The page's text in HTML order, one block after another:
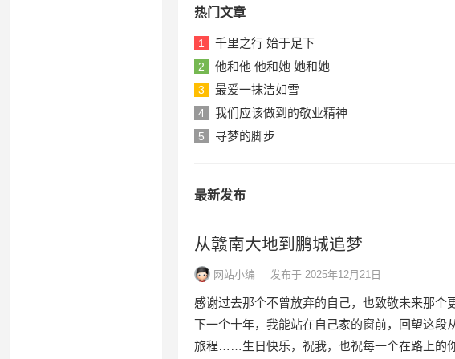
热门文章
1 千里之行 始于足下
2 他和他 他和她 她和她
3 最爱一抹洁如雪
4 我们应该做到的敬业精神
5 寻梦的脚步
最新发布
从赣南大地到鹏城追梦
网站小编 发布于 2025年12月21日
感谢过去那个不曾放弃的自己，也致敬未来那个
下一个十年，我能站在自己家的窗前，回望这段
旅程……生日快乐，祝我，也祝每一个在路上的